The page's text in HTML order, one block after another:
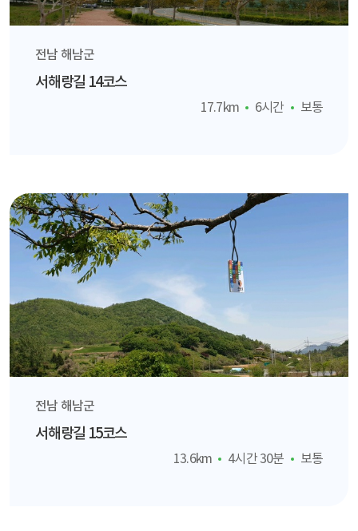
전남 해남군
서해랑길 14코스
17.7km 6시간 보통
전남 해남군
서해랑길 15코스
13.6km 4시간 30분 보통